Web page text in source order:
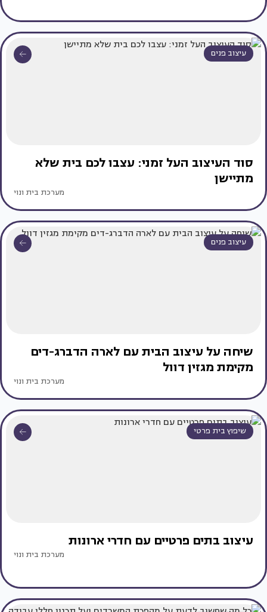
עיצוב פנים
סוד העיצוב העל זמני: עצבו לכם בית שלא
מתיישן
מערכת בית ונוי
עיצוב פנים
שיחה על עיצוב הבית עם לארה הדברג-דים
מקימת מגזין דוול
מערכת בית ונוי
שיפוץ בית פרטי
עיצוב בתים פרטיים עם חדרי ארונות
מערכת בית ונוי